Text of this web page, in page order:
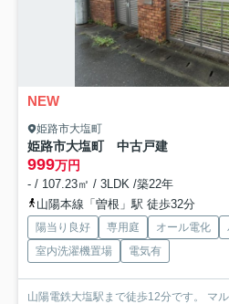
NEW
姫路市大塩町
姫路市大塩町 中古戸建
999万円
- / 107.23㎡ / 3LDK /築22年
山陽本線「曽根」駅 徒歩32分
陽当り良好 専用庭 オール電化
室内洗濯機置場
電気有
山陽電鉄大塩駅まで徒歩12分です。 マ